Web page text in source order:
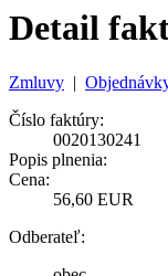
Detail
Zmluvy |
Číslo faktúry:
0020130241
Popis plnenia:
Cena:
56,60 EUR
Odberateľ: